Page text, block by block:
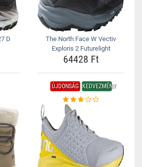
D
The North Face W Vectiv
Exploris 2 Futurelight
64428 Ft
ÚJDONSÁG KEDVEZMÉNY